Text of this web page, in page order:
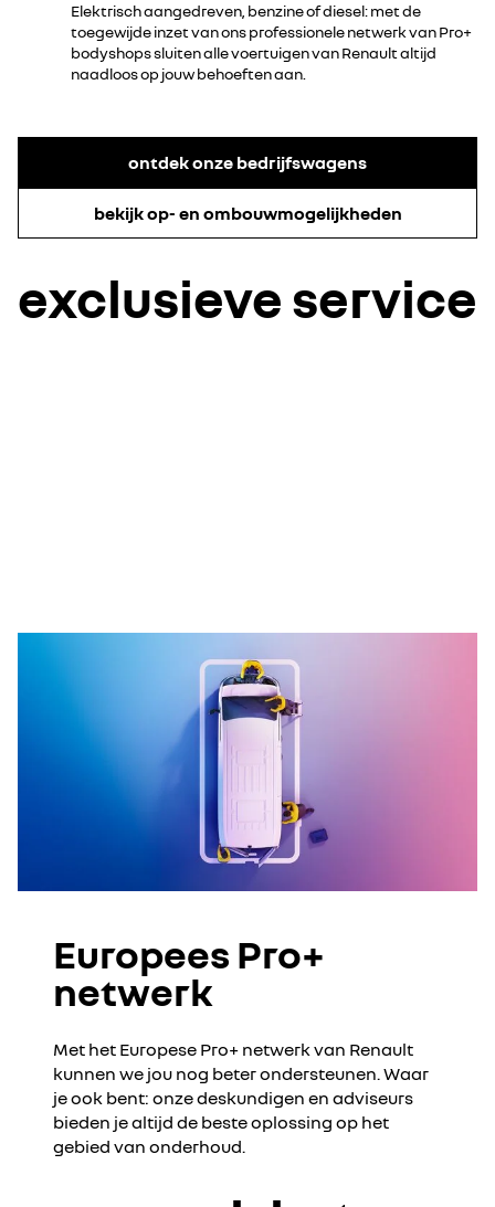
Elektrisch aangedreven, benzine of diesel: met de
toegewijde inzet van ons professionele netwerk van Pro+
bodyshops sluiten alle voertuigen van Renault altijd
naadloos op jouw behoeften aan.
ontdek onze bedrijfswagens
bekijk op- en ombouwmogelijkheden
exclusieve service
Europees Pro+
netwerk
Met het Europese Pro+ netwerk van Renault
kunnen we jou nog beter ondersteunen. Waar
je ook bent: onze deskundigen en adviseurs
bieden je altijd de beste oplossing op het
gebied van onderhoud.